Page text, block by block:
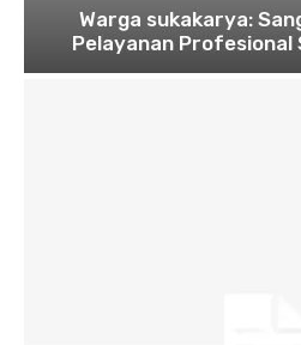
Warga sukakarya:
Pelayanan Profesional